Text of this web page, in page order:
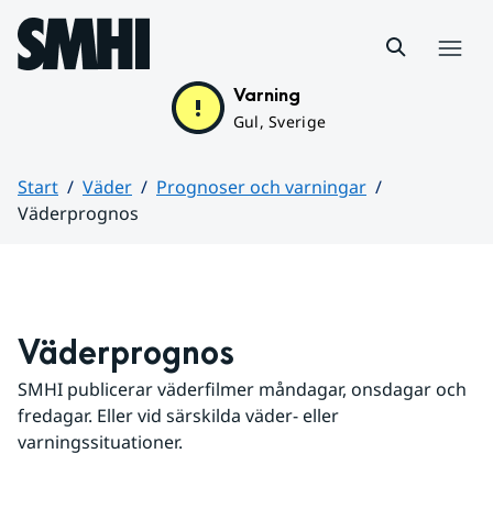
Hoppa till sidans innehåll
Varning
Gul, Sverige
Start Väder
Prognoser och varningar
Väderprognos
Väderprognos
SMHI publicerar väderfilmer måndagar, onsdagar och
fredagar. Eller vid särskilda väder- eller
varningssituationer.